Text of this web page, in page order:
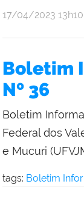
publicado
17/04/2023 13h10
Boletim
Nº 36
Boletim
Federal dos
e Mucuri
tags: Boletim